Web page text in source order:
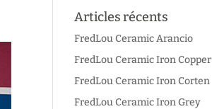
Articles récents
FredLou Ceramic Arancio
FredLou Ceramic Iron Copper
FredLou Ceramic Iron Corten
FredLou Ceramic Iron Grey